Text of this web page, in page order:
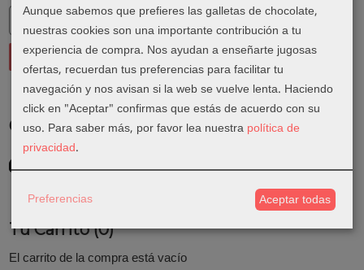
Costes de Envío
GRATIS *
Consultar Destinos
Tu Carrito (0)
El carrito de la compra está vacío
Aunque sabemos que prefieres las galletas de chocolate,
nuestras cookies son una importante contribución a tu
experiencia de compra. Nos ayudan a enseñarte jugosas
ofertas, recuerdan tus preferencias para facilitar tu
navegación y nos avisan si la web se vuelve lenta. Haciendo
click en "Aceptar" confirmas que estás de acuerdo con su
uso. Para saber más, por favor lea nuestra política de
privacidad.
Preferencias Aceptar todas